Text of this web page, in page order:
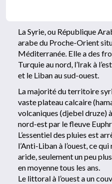
La Syrie, ou République
arabe du Proche-Orient
Méditerranée. Elle a des
Turquie au nord, l’Irak à
et le Liban au sud-ouest.
La majorité du territoire
vaste plateau calcaire
volcaniques (djebel druze)
nord-est par le fleuve
L’essentiel des pluies est
l’Anti-Liban à l’ouest, ce
aride, seulement un peu
en moyenne tous les ans.
Le littoral à l’ouest a un